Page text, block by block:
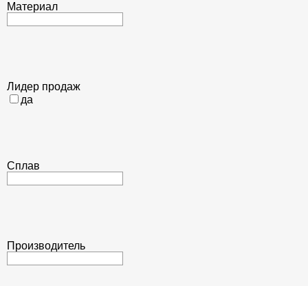
Материал
Лидер продаж
да
Сплав
Производитель